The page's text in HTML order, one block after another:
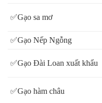
✅Gạo sa mơ
✅Gạo Nếp Ngỗng
✅Gạo Đài Loan xuất khẩu
✅Gạo hàm châu